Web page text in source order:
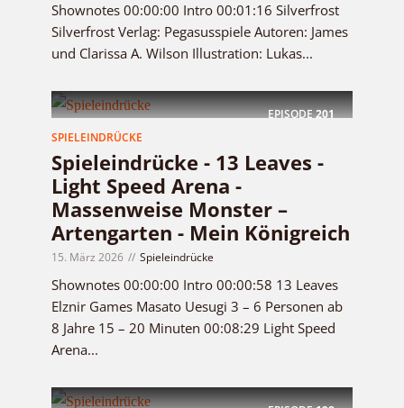
Shownotes 00:00:00 Intro 00:01:16 Silverfrost
Silverfrost Verlag: Pegasusspiele Autoren: James
und Clarissa A. Wilson Illustration: Lukas...
EPISODE201
SPIELEINDRÜCKE
Spieleindrücke - 13 Leaves -
Light Speed Arena -
Massenweise Monster –
Artengarten - Mein Königreich
15. März 2026 Spieleindrücke
Shownotes 00:00:00 Intro 00:00:58 13 Leaves
Elznir Games Masato Uesugi 3 – 6 Personen ab
8 Jahre 15 – 20 Minuten 00:08:29 Light Speed
Arena...